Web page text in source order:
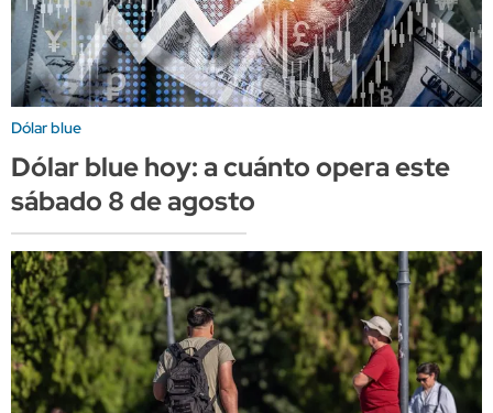
Dólar blue
Dólar blue hoy: a cuánto opera este
sábado 8 de agosto